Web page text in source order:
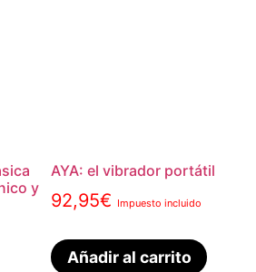
y
AYA: el vibrador portátil
92,95€ Impuesto incluido
Añadir al carrito